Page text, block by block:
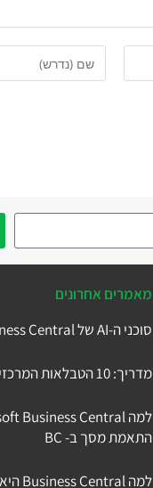
מאמרים אחרונים
סוכני ה-AI של Business Central
מדריך: 10 הטבלאות המרכזיות ב-Microsoft Business Central
התאמת מסך ב- BC
למה Business Central היא ה-ERP הכי מתקדם בישראל